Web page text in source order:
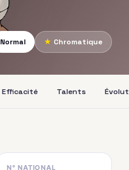
Normal
★ Chromatique
Efficacité Talents
N° NATIONAL